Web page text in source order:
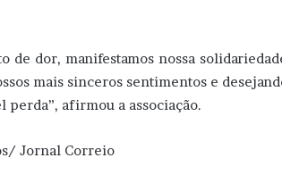
de dor, manifestamos nossa
mais sinceros sentimentos e
perda”, afirmou a associação.
Jornal Correio